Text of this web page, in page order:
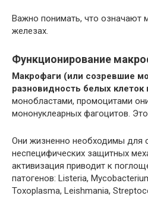
Важно понимать, что означают
железах.
Функционирование
Макрофаги (или созревшие
разновидность белых клеток
монобластами, промоцитами
мононуклеарных фагоцитов.
Они жизненно необходимы для
неспецифических защитных
активизация приводит к
патогенов: Listeria,
Toxoplasma, Leishmania,